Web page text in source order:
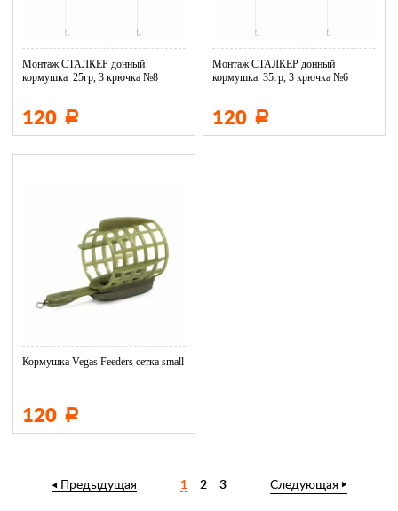
Монтаж СТАЛКЕР донный
кормушка 25гр, 3 крючка №8
120 Р
Монтаж СТАЛКЕР донный
кормушка 35гр, 3 крючка №6
120 Р
Кормушка Vegas Feeders сетка small
120 Р
Предыдущая 1 2 3 Следующая